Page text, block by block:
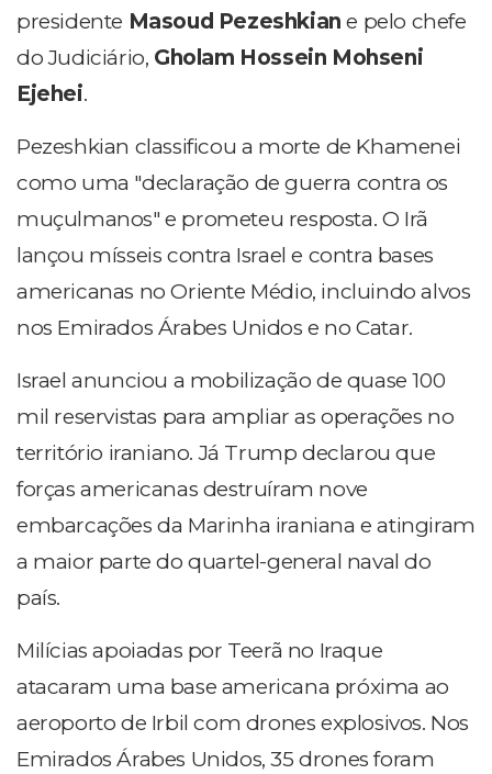
presidente Masoud Pezeshkian e pelo chefe
do Judiciário, Gholam Hossein Mohseni
Ejehei.
Pezeshkian classificou a morte de Khamenei
como uma "declaração de guerra contra os
muçulmanos" e prometeu resposta. O Irã
lançou mísseis contra Israel e contra bases
americanas no Oriente Médio, incluindo alvos
nos Emirados Árabes Unidos e no Catar.
Israel anunciou a mobilização de quase 100
mil reservistas para ampliar as operações no
território iraniano. Já Trump declarou que
forças americanas destruíram nove
embarcações da Marinha iraniana e atingiram
a maior parte do quartel-general naval do
país.
Milícias apoiadas por Teerã no Iraque
atacaram uma base americana próxima ao
aeroporto de Irbil com drones explosivos. Nos
Emirados Árabes Unidos, 35 drones foram